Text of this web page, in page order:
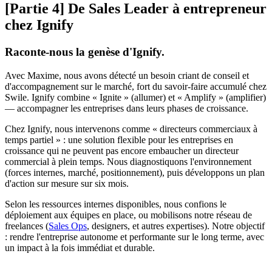
[Partie 4] De Sales Leader à entrepreneur
chez Ignify
Raconte-nous la genèse d'Ignify.
Avec Maxime, nous avons détecté un besoin criant de conseil et
d'accompagnement sur le marché, fort du savoir-faire accumulé chez
Swile. Ignify combine « Ignite » (allumer) et « Amplify » (amplifier)
— accompagner les entreprises dans leurs phases de croissance.
Chez Ignify, nous intervenons comme « directeurs commerciaux à
temps partiel » : une solution flexible pour les entreprises en
croissance qui ne peuvent pas encore embaucher un directeur
commercial à plein temps. Nous diagnostiquons l'environnement
(forces internes, marché, positionnement), puis développons un plan
d'action sur mesure sur six mois.
Selon les ressources internes disponibles, nous confions le
déploiement aux équipes en place, ou mobilisons notre réseau de
freelances (Sales Ops, designers, et autres expertises). Notre objectif
: rendre l'entreprise autonome et performante sur le long terme, avec
un impact à la fois immédiat et durable.